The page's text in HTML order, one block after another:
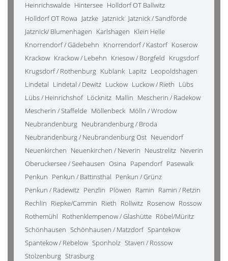
Heinrichswalde Hintersee Holldorf OT Ballwitz
Holldorf OT Rowa Jatzke Jatznick Jatznick / Sandförde
Jatznick/ Blumenhagen Karlshagen Klein Helle
Knorrendorf / Gädebehn Knorrendorf / Kastorf Koserow
Krackow Krackow / Lebehn Kriesow / Borgfeld Krugsdorf
Krugsdorf / Rothenburg Kublank Lapitz Leopoldshagen
Lindetal Lindetal / Dewitz Luckow Luckow / Rieth Lübs
Lübs / Heinrichshof Löcknitz Mallin Mescherin / Radekow
Mescherin / Staffelde Möllenbeck Mölln / Wrodow
Neubrandenburg Neubrandenburg / Broda
Neubrandenburg / Neubrandenburg Ost Neuendorf
Neuenkirchen Neuenkirchen / Neverin Neustrelitz Neverin
Oberuckersee / Seehausen Osina Papendorf Pasewalk
Penkun Penkun / Battinsthal Penkun / Grünz
Penkun / Radewitz Penzlin Plöwen Ramin Ramin / Retzin
Rechlin Riepke/Cammin Rieth Rollwitz Rosenow Rossow
Rothemühl Rothenklempenow / Glashütte Röbel/Müritz
Schönhausen Schönhausen / Matzdorf Spantekow
Spantekow / Rebelow Sponholz Staven / Rossow
Stolzenburg Strasburg